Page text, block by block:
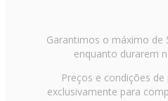
Garantimos o máximo
enquanto durarem
Preços e condições
exclusivamente para